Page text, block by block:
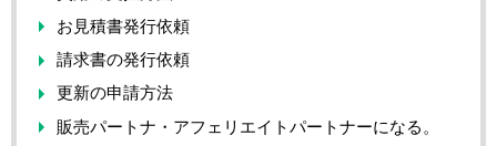
お見積書発行依頼
請求書の発行依頼
更新の申請方法
販売パートナ・アフェリエイトパートナーになる。